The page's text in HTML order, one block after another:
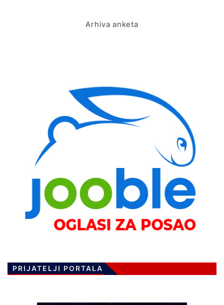
Arhiva anketa
PRIJATELJI PORTALA